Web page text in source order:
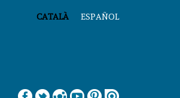
ESPAÑOL
CATALÀ